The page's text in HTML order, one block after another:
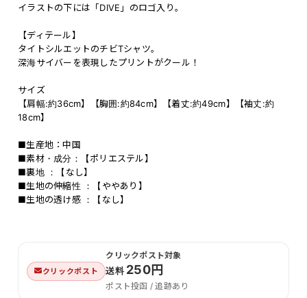
イラストの下には「DIVE」のロゴ入り。
【ディテール】
タイトシルエットのチビTシャツ。
深海サイバーを表現したプリントがクール！
サイズ
【肩幅:約36cm】【胸囲:約84cm】【着丈:約49cm】【袖丈:約
18cm】
■生産地：中国
■素材・成分：【ポリエステル】
■裏地 ：【なし】
■生地の伸縮性 ：【ややあり】
■生地の透け感 ：【なし】
クリックポスト
クリックポスト対象
送料250円
ポスト投函 / 追跡あり